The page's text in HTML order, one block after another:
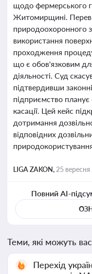
щодо фермерського
Житомирщині.
природоохоронного
використання
проходження
що є обов'язковим
діяльності. Суд
підтвердивши
підприємство
касації. Цей кейс
дотримання
відповідних
LIGA ZAKON, 25
Повний AI-
Теми, які можуть
Перехід